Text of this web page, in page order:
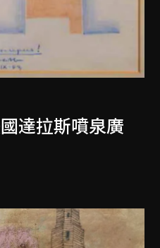
達拉斯噴泉廣